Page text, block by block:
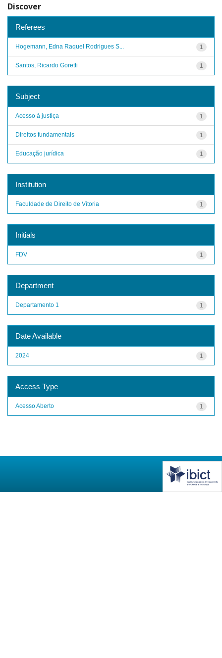
Discover
Referees
1
Hogemann, Edna Raquel Rodrigues S...
1
Santos, Ricardo Goretti
Subject
1
Acesso à justiça
1
Direitos fundamentais
1
Educação jurídica
Institution
1
Faculdade de Direito de Vitoria
Initials
1
FDV
Department
1
Departamento 1
Date Available
1
2024
Access Type
1
Acesso Aberto